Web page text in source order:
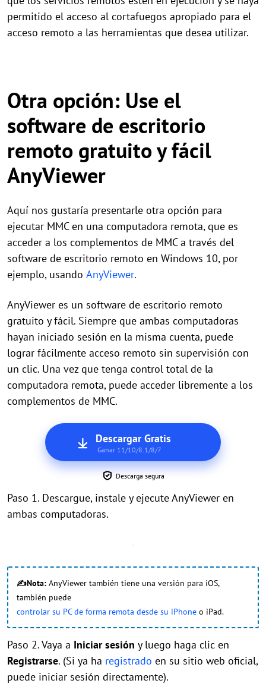
permitido el acceso al cortafuegos apropiado para el
acceso remoto a las herramientas que desea utilizar.
Otra opción: Use el
software de escritorio
remoto gratuito y fácil
AnyViewer
Aquí nos gustaría presentarle otra opción para
ejecutar MMC en una computadora remota, que es
acceder a los complementos de MMC a través del
software de escritorio remoto en Windows 10, por
ejemplo, usando AnyViewer.
AnyViewer es un software de escritorio remoto
gratuito y fácil. Siempre que ambas computadoras
hayan iniciado sesión en la misma cuenta, puede
lograr fácilmente acceso remoto sin supervisión con
un clic. Una vez que tenga control total de la
computadora remota, puede acceder libremente a los
complementos de MMC.
Descargar Gratis
Ganar 11/10/8.1/8/7
Descarga segura
Paso 1. Descargue, instale y ejecute AnyViewer en
ambas computadoras.
✍Nota: AnyViewer también tiene una versión para iOS,
también puede
controlar su PC de forma remota desde su iPhone o iPad.
Paso 2. Vaya a Iniciar sesión y luego haga clic en
Registrarse. (Si ya ha registrado en su sitio web oficial,
puede iniciar sesión directamente).